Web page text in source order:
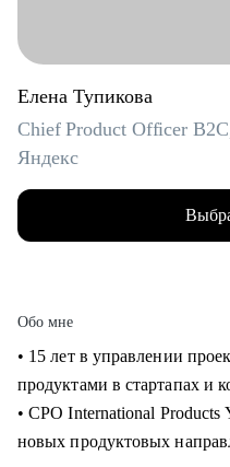
Елена Тупикова
Chief Product Officer
Яндекс
Обо мне
• 15 лет в управлении
продуктами в стартапах и
• CPO International Products
новых продуктовых